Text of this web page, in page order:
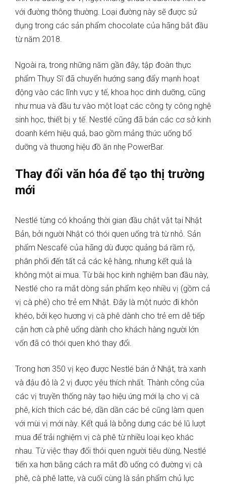
với đường thông thường. Loại đường này sẽ được sử
dụng trong các sản phẩm chocolate của hãng bắt đầu
từ năm 2018.
Ngoài ra, trong những năm gần đây, tập đoàn thực
phẩm Thụy Sĩ đã chuyển hướng sang đẩy mạnh hoạt
động vào các lĩnh vực y tế, khoa học dinh dưỡng, cũng
như mua và đầu tư vào một loạt các công ty công nghệ
sinh học, thiết bị y tế. Nestlé cũng đã bán các cơ sở kinh
doanh kém hiệu quả, bao gồm mảng thức uống bổ
dưỡng và thương hiệu đồ ăn nhẹ PowerBar.
Thay đổi văn hóa để tạo thị trường
mới
Nestlé từng có khoảng thời gian đầu chật vật tại Nhật
Bản, bởi người Nhật có thói quen uống trà từ nhỏ. Sản
phẩm Nescafé của hãng dù được quảng bá rầm rộ,
phân phối đến tất cả các kệ hàng, nhưng kết quả là
không một ai mua. Từ bài học kinh nghiệm ban đầu này,
Nestlé cho ra mắt dòng sản phẩm kẹo nhiều vị (gồm cả
vị cà phê) cho trẻ em Nhật. Đây là một nước đi khôn
khéo, bởi kẹo hương vị cà phê dành cho trẻ em dễ tiếp
cận hơn cà phê uống dành cho khách hàng người lớn
vốn đã có thói quen khó thay đổi.
Trong hơn 350 vị kẹo được Nestlé bán ở Nhật, trà xanh
và đậu đỏ là 2 vị được yêu thích nhất. Thành công của
các vị truyền thống này tạo hiệu ứng mới lạ cho vị cà
phê, kích thích các bé, dần dần các bé cũng làm quen
với mùi vị mới này. Kết quả là bỗng dưng các bé lũ lượt
mua để trải nghiệm vị cà phê từ nhiều loại kẹo khác
nhau. Từ việc thay đổi thói quen người tiêu dùng, Nestlé
tiến xa hơn bằng cách ra mắt đồ uống có đường vị cà
phê, cà phê latte, và cuối cùng là sản phẩm chủ lực